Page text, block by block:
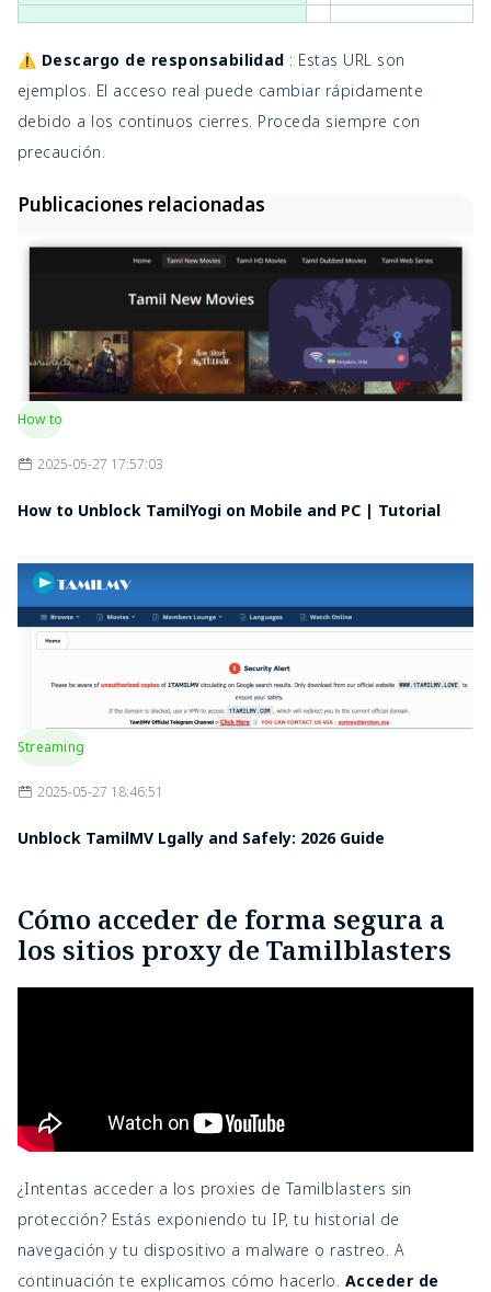
tamilblasters.day (Favorito de
Reddit)
Activo
Nuevos
lanzamientos;
revisados por la
comunidad
⚠️ Descargo de responsabilidad : Estas URL son
ejemplos. El acceso real puede cambiar rápidamente
debido a los continuos cierres. Proceda siempre con
precaución.
Publicaciones relacionadas
How to
2025-05-27 17:57:03
How to Unblock TamilYogi on Mobile and PC | Tutorial
Streaming
2025-05-27 18:46:51
Unblock TamilMV Lgally and Safely: 2026 Guide
Cómo acceder de forma segura a
los sitios proxy de Tamilblasters
¿Intentas acceder a los proxies de Tamilblasters sin
protección? Estás exponiendo tu IP, tu historial de
navegación y tu dispositivo a malware o rastreo. A
continuación te explicamos cómo hacerlo. Acceder de